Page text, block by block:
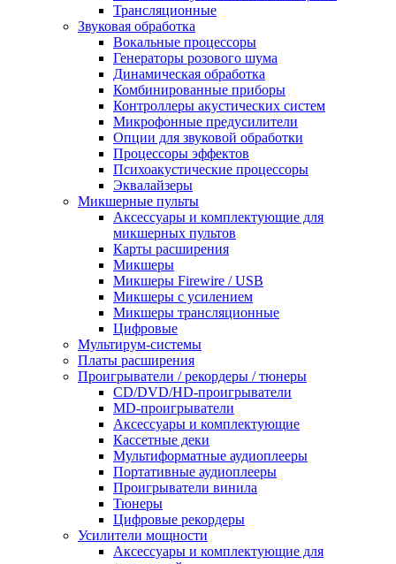
Трансляционные
Звуковая обработка
Вокальные процессоры
Генераторы розового шума
Динамическая обработка
Комбинированные приборы
Контроллеры акустических систем
Микрофонные предусилители
Опции для звуковой обработки
Процессоры эффектов
Психоакустические процессоры
Эквалайзеры
Микшерные пульты
Аксессуары и комплектующие для
микшерных пультов
Карты расширения
Микшеры
Микшеры Firewire / USB
Микшеры с усилением
Микшеры трансляционные
Цифровые
Мультирум-системы
Платы расширения
Проигрыватели / рекордеры / тюнеры
CD/DVD/HD-проигрыватели
MD-проигрыватели
Аксессуары и комплектующие
Кассетные деки
Мультиформатные аудиоплееры
Портативные аудиоплееры
Проигрыватели винила
Тюнеры
Цифровые рекордеры
Усилители мощности
Аксессуары и комплектующие для